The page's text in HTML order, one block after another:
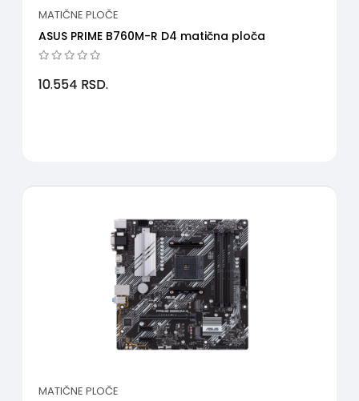
MATIČNE PLOČE
ASUS PRIME B760M-R D4 matična ploča
10.554 RSD.
MATIČNE PLOČE